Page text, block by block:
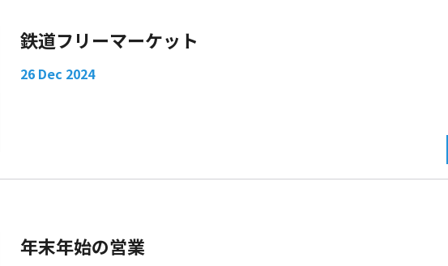
鉄道フリーマーケット
26 Dec 2024
年末年始の営業